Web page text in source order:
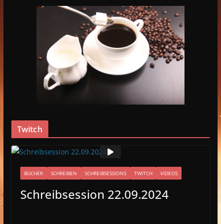
Twitch
BÜCHER SCHREIBEN SCHREIBSESSIONS TWITCH VIDEOS
Schreibsession 22.09.2024